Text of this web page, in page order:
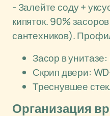
- Залейте соду +
кипяток. 90%
сантехников).
Засор в унитазе:
Скрип двери:
Треснувшее
Организация